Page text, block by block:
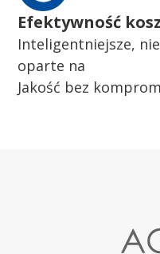
Efektywność
Inteligentniejsze,
oparte na
Jakość bez